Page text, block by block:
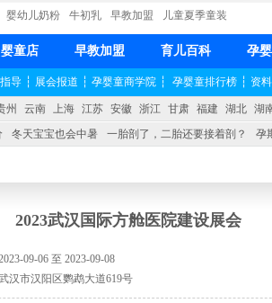
婴幼儿奶粉 牛初乳 早教加盟 儿童夏季童装
婴童店 早教加盟 育儿百科 孕
导 ┆ 展会报道 ┆ 孕婴童商学院 ┆ 孕婴童排行榜 ┆ 资
州 云南 上海 江苏 安徽 浙江 甘肃 福建 湖北 湖
冬天宝宝也会中暑 一胎剖了，二胎还要接着剖？ 孕
2023武汉国际方舱医院建设展会
09-06 至 2023-09-08
汉市汉阳区鹦鹉大道619号